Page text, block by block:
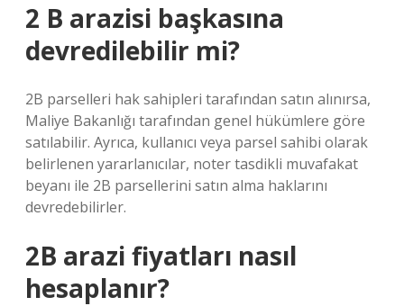
2 B arazisi başkasına
devredilebilir mi?
2B parselleri hak sahipleri tarafından satın alınırsa,
Maliye Bakanlığı tarafından genel hükümlere göre
satılabilir. Ayrıca, kullanıcı veya parsel sahibi olarak
belirlenen yararlanıcılar, noter tasdikli muvafakat
beyanı ile 2B parsellerini satın alma haklarını
devredebilirler.
2B arazi fiyatları nasıl
hesaplanır?